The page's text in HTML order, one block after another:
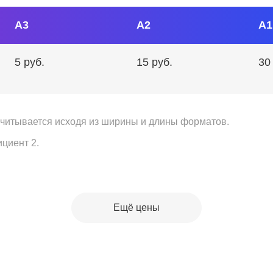
А3 А2 А1
5 руб. 15 руб. 30
исходя из ширины и длины форматов.
2.
Ещё цены